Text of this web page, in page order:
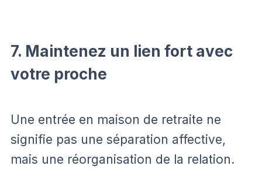
7. Maintenez un lien fort avec
votre proche
Une entrée en maison de retraite ne
signifie pas une séparation affective,
mais une réorganisation de la relation.